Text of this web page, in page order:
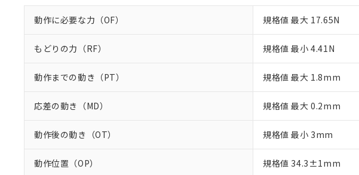
動作に必要な力（OF） 規格値 最大 17.65N
もどりの力（RF） 規格値 最小 4.41N
動作までの動き（PT） 規格値 最大 1.8mm
応差の動き（MD） 規格値 最大 0.2mm
動作後の動き（OT） 規格値 最小 3mm
動作位置（OP） 規格値 34.3±1mm